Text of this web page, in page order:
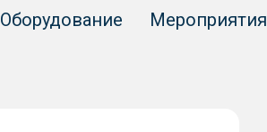
Оборудование Мероприятия